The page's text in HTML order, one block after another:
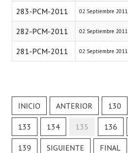
283-PCM-2011 02 Septiembre 2011
282-PCM-2011 02 Septiembre 2011
281-PCM-2011 02 Septiembre 2011
INICIO ANTERIOR 130
133 134 135 136
139 SIGUIENTE FINAL